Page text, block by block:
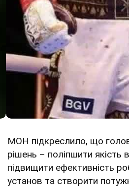
МОН підкреслило, що
рішень – поліпшити якість
підвищити ефективність
установ та створити